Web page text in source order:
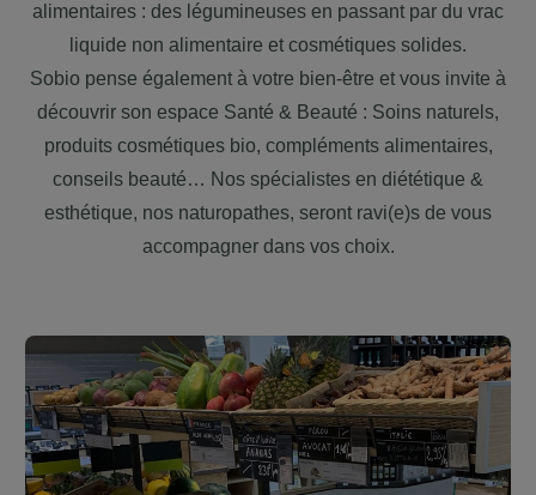
alimentaires : des légumineuses en passant par du vrac
liquide non alimentaire et cosmétiques solides.
Sobio pense également à votre bien-être et vous invite à
découvrir son espace Santé & Beauté : Soins naturels,
produits cosmétiques bio, compléments alimentaires,
conseils beauté… Nos spécialistes en diététique &
esthétique, nos naturopathes, seront ravi(e)s de vous
accompagner dans vos choix.